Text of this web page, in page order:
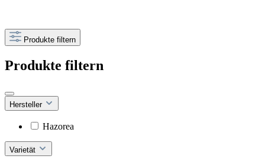
Produkte filtern
Produkte filtern
Hersteller
Hazorea
Varietät